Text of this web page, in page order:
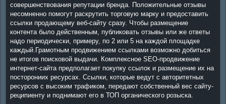
совершенствования репутации бренда. Положительные отзывы
несомненно помогут раскрутить торговую марку и предоставить
ссылки продающему веб-сайту сразу. Чтобы размещение
контента было действенным, публиковать отзывы или же ответы
надо периодически, примеру, по 2 или 5 на каждой площадке
каждый.Грамотным продвижением ссылками возможно добиться
не итогов поисковой выдачи. Комплексное SEO-продвижение
интернет-сайта предполагает покупку ссылок и размещение их на
посторониих ресурсах. Ссылки, которые ведут с авторитетных
ресурсов с высоким трафиком, передают собственный вес сайту-
реципиенту и поднимают его в ТОП органического розыска.